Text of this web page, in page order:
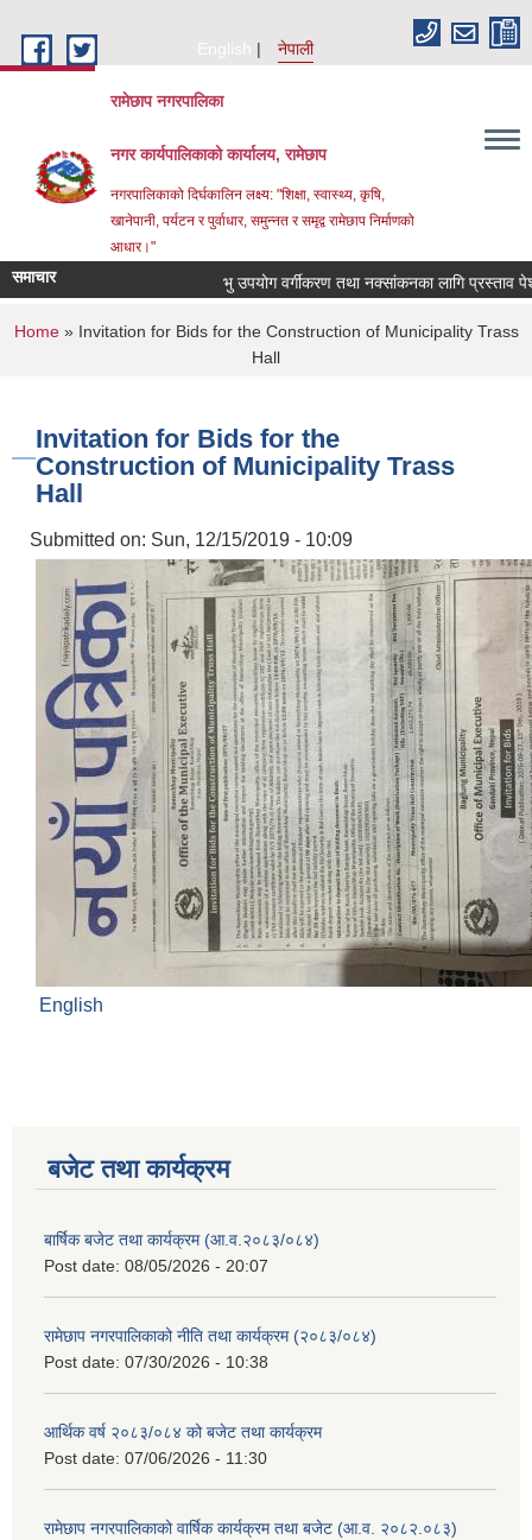
English
नेपाली
रामेछाप नगरपालिका
नगर कार्यपालिकाको कार्यालय, रामेछाप
नगरपालिकाको दिर्घकालिन लक्ष्य: "शिक्षा, स्वास्थ्य, कृषि,
खानेपानी, पर्यटन र पुर्वाधार, समुन्नत र समृद्व रामेछाप निर्माणको
आधार।"
समाचार भु उपयोग वर्गीकरण तथा नक्सांकनका लागि प्रस्ताव पेश
You are here
Home» Invitation for Bids for the Construction of Municipality Trass
Hall
Invitation for Bids for the
Construction of Municipality Trass
Hall
Submitted on: Sun, 12/15/2019 - 10:09
English
बजेट तथा कार्यक्रम
बार्षिक बजेट तथा कार्यक्रम (आ.व.२०८३/०८४)
Post date: 08/05/2026 - 20:07
रामेछाप नगरपालिकाको नीति तथा कार्यक्रम (२०८३/०८४)
Post date: 07/30/2026 - 10:38
आर्थिक वर्ष २०८३/०८४ को बजेट तथा कार्यक्रम
Post date: 07/06/2026 - 11:30
रामेछाप नगरपालिकाको वार्षिक कार्यक्रम तथा बजेट (आ.व. २०८२.०८३)